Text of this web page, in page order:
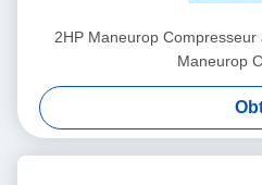
2HP Maneurop
Maneurop